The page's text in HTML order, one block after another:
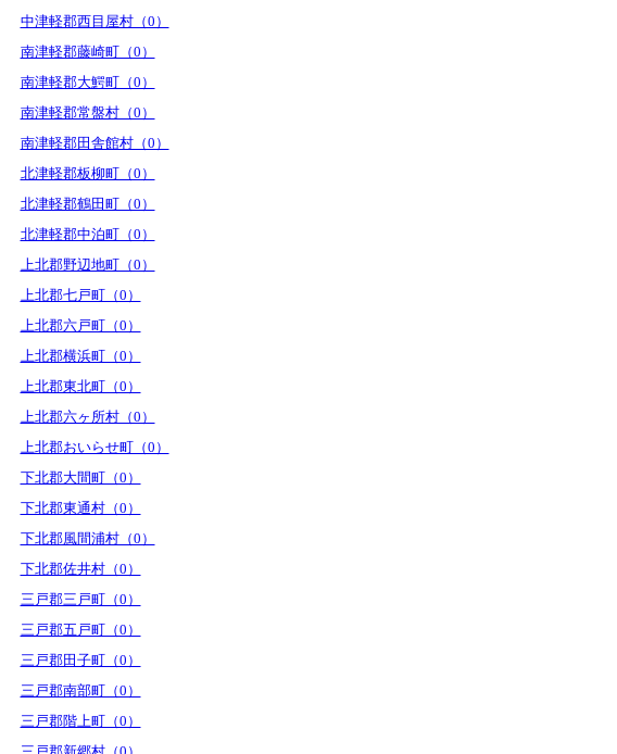
中津軽郡西目屋村（0）
南津軽郡藤崎町（0）
南津軽郡大鰐町（0）
南津軽郡常盤村（0）
南津軽郡田舎館村（0）
北津軽郡板柳町（0）
北津軽郡鶴田町（0）
北津軽郡中泊町（0）
上北郡野辺地町（0）
上北郡七戸町（0）
上北郡六戸町（0）
上北郡横浜町（0）
上北郡東北町（0）
上北郡六ヶ所村（0）
上北郡おいらせ町（0）
下北郡大間町（0）
下北郡東通村（0）
下北郡風間浦村（0）
下北郡佐井村（0）
三戸郡三戸町（0）
三戸郡五戸町（0）
三戸郡田子町（0）
三戸郡南部町（0）
三戸郡階上町（0）